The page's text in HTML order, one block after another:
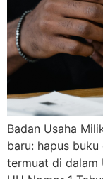
Badan Usaha
baru: hapus
termuat di dalam